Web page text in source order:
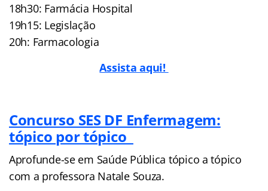
18h30: Farmácia Hospital
19h15: Legislação
20h: Farmacologia
Assista aqui!
Concurso SES DF Enfermagem:
tópico por tópico
Aprofunde-se em Saúde Pública tópico a tópico
com a professora Natale Souza.